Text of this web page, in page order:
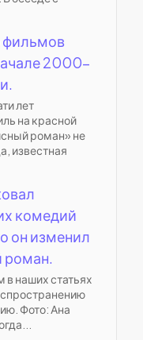
2000-
лет
на красной
роман» не
известная
комедий
он изменил
роман.
наших статьях
Фото: Ана